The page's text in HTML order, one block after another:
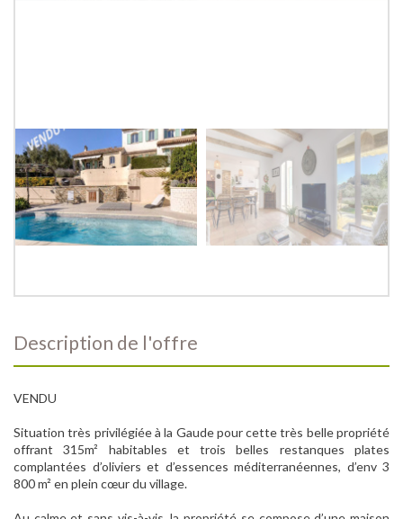
description de l'offre
VENDU
Situation très privilégiée à la Gaude pour cette très belle propriété
offrant 315m² habitables et trois belles restanques plates
complantées d’oliviers et d’essences méditerranéennes, d’env 3
800 m² en plein cœur du village.